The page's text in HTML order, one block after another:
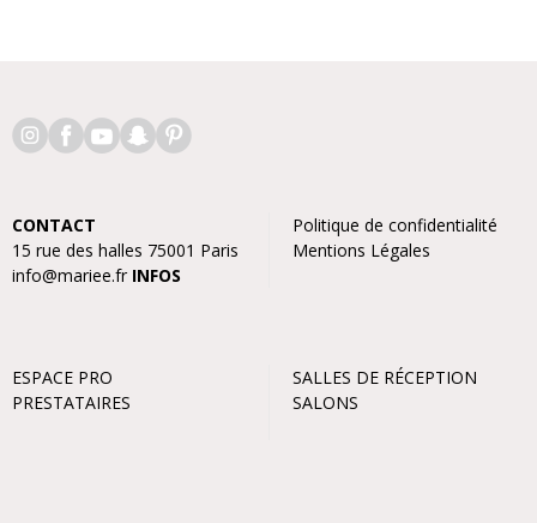
CONTACT
15 rue des halles 75001 Paris
info@mariee.fr INFOS
Politique de confidentialité
Mentions Légales
ESPACE PRO
PRESTATAIRES
SALLES DE RÉCEPTION
SALONS